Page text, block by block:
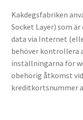
Kakdegsfabriken
Socket Layer) som
data via Internet
behöver kontrollera
inställningarna för
obehörig åtkomst
kreditkortsnummer